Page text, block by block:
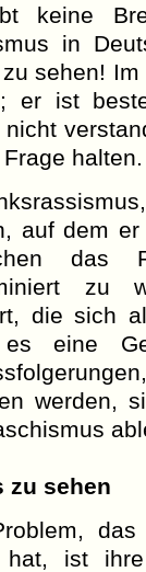
keine
in
sehen!
er ist
nicht
halten.
auf dem
das
zu
die sich
eine
werden,
zu sehen
hat, ist